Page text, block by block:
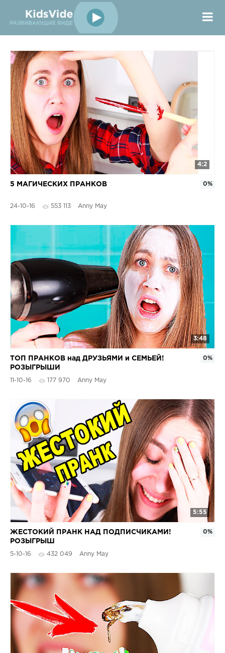
4:2
5 МАГИЧЕСКИХ ПРАНКОВ
24-10-16 553 113 Anny May
0%
3:48
ТОП ПРАНКОВ над ДРУЗЬЯМИ и СЕМЬЕЙ!
РОЗЫГРЫШИ
11-10-16 177 970 Anny May
0%
5:55
ЖЕСТОКИЙ ПРАНК НАД ПОДПИСЧИКАМИ!
РОЗЫГРЫШ
5-10-16 432 049 Anny May
0%